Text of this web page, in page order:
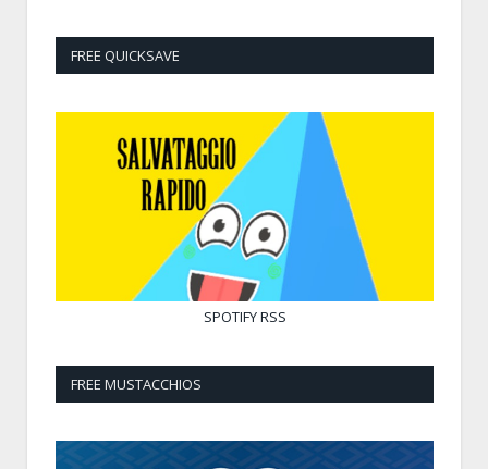
FREE QUICKSAVE
SPOTIFYRSS
FREE MUSTACCHIOS